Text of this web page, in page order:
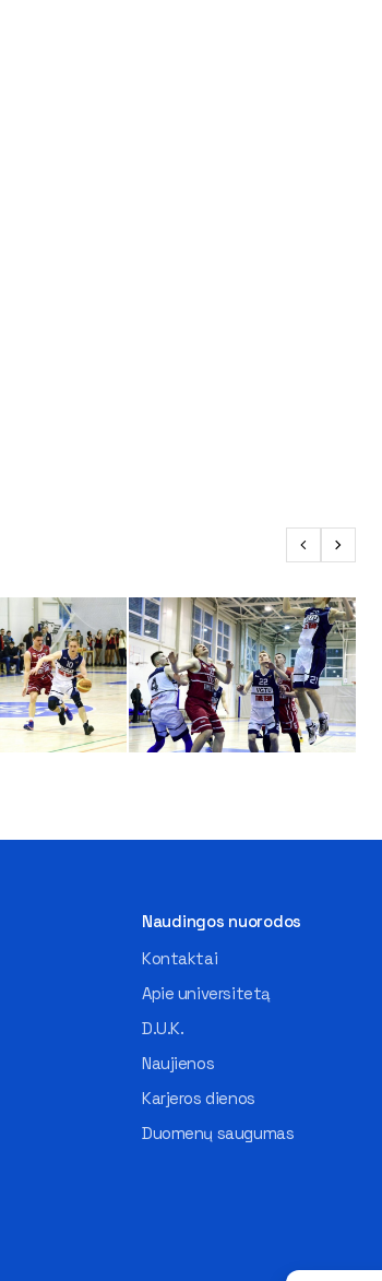
Naudingos nuorodos
Kontaktai
Apie universitetą
D.U.K.
Naujienos
Karjeros dienos
Duomenų saugumas